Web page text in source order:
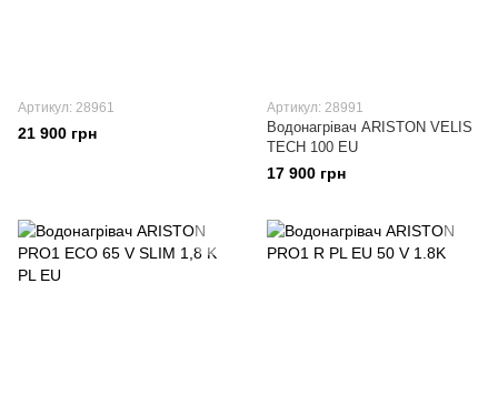
Артикул: 28961
21 900 грн
Артикул: 28991
Водонагрівач ARISTON VELIS
TECH 100 EU
17 900 грн